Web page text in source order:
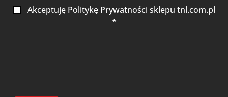
Akceptuję Politykę Prywatności sklepu tnl.com.pl
*